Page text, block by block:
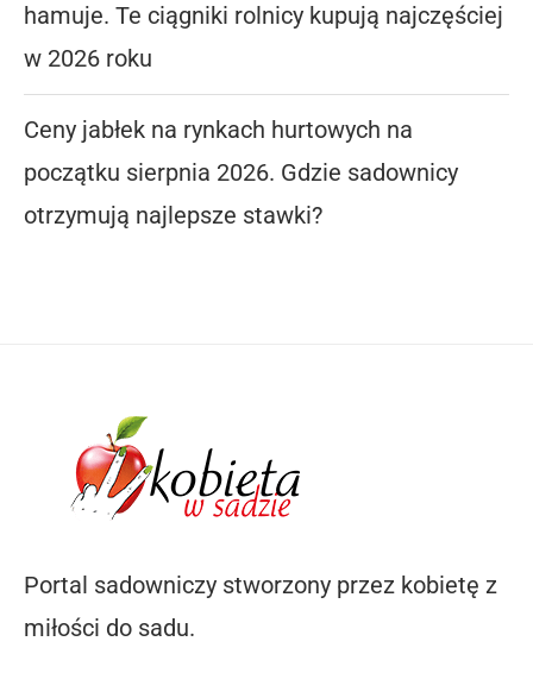
hamuje. Te ciągniki rolnicy kupują najczęściej
w 2026 roku
Ceny jabłek na rynkach hurtowych na
początku sierpnia 2026. Gdzie sadownicy
otrzymują najlepsze stawki?
Portal sadowniczy stworzony przez kobietę z
miłości do sadu.